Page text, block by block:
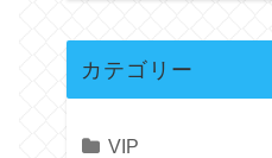
カテゴリー
VIP